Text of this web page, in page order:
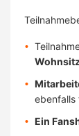
ebenfalls
Ein